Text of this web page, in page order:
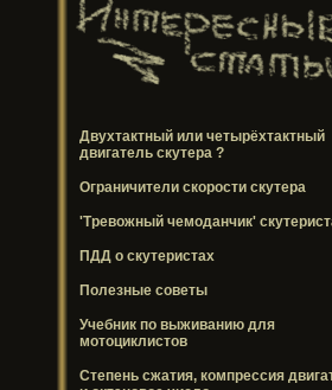
Двухтактный или четырёхтактный
двигатель скутера ?
Ограничители скорости скутера
'Тревожный чемоданчик'
ПДД о скутеристах
Полезные советы
Учебник по выживанию для
мотоциклистов
Степень сжатия, компрессия